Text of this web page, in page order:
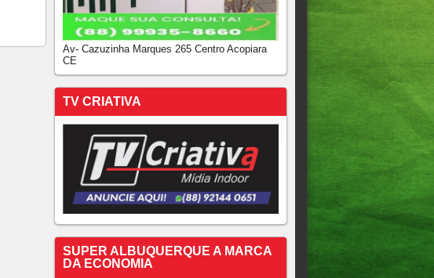
Av- Cazuzinha Marques 265 Centro Acopiara
CE
TV CRIATIVA
SUPER ALBUQUERQUE A MARCA
DA ECONOMIA